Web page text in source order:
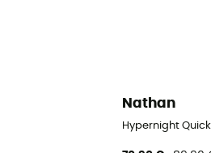
Nathan
Hypernight